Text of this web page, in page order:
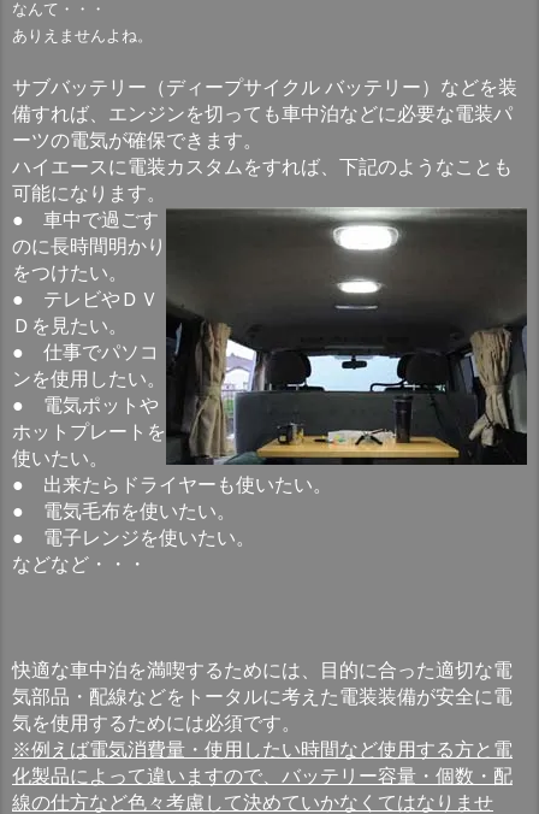
なんて・・・
ありえませんよね。
サブバッテリー（ディープサイクル バッテリー）などを装
備すれば、エンジンを切っても車中泊などに必要な電装パ
ーツの電気が確保できます。
ハイエースに電装カスタムをすれば、下記のようなことも
可能になります。
● 車中で過ごす
のに長時間明かり
をつけたい。
● テレビやＤＶ
Ｄを見たい。
● 仕事でパソコ
ンを使用したい。
● 電気ポットや
ホットプレートを
使いたい。
● 出来たらドライヤーも使いたい。
● 電気毛布を使いたい。
● 電子レンジを使いたい。
などなど・・・
快適な車中泊を満喫するためには、目的に合った適切な電
気部品・配線などをトータルに考えた電装装備が安全に電
気を使用するためには必須です。
※例えば電気消費量・使用したい時間など使用する方と電
化製品によって違いますので、バッテリー容量・個数・配
線の仕方など色々考慮して決めていかなくてはなりませ